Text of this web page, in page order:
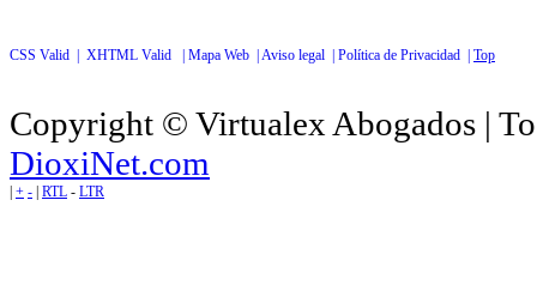
CSS Valid | XHTML Valid | Mapa Web |Aviso legal | Política de Privacidad | Top
Copyright © Virtualex Abogados |
DioxiNet.com
| + - | RTL - LTR